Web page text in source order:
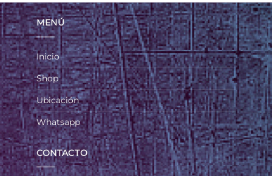
MENÚ
Inicio
Shop
Ubicación
Whatsapp
CONTACTO